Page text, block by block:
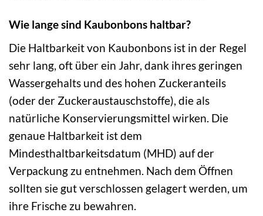
Wie lange sind Kaubonbons haltbar?
Die Haltbarkeit von Kaubonbons ist in der Regel
sehr lang, oft über ein Jahr, dank ihres geringen
Wassergehalts und des hohen Zuckeranteils
(oder der Zuckeraustauschstoffe), die als
natürliche Konservierungsmittel wirken. Die
genaue Haltbarkeit ist dem
Mindesthaltbarkeitsdatum (MHD) auf der
Verpackung zu entnehmen. Nach dem Öffnen
sollten sie gut verschlossen gelagert werden, um
ihre Frische zu bewahren.